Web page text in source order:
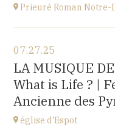
Prieuré Roman Notre-
Mas Riquer, Catllar
at21H00
07.27.25
LA MUSIQUE
What is Life ? |
Ancienne des
église d'Espot